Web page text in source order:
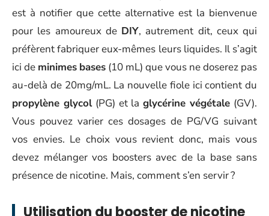
est à notifier que cette alternative est la bienvenue
pour les amoureux de DIY, autrement dit, ceux qui
préfèrent fabriquer eux-mêmes leurs liquides. Il s’agit
ici de minimes bases (10 mL) que vous ne doserez pas
au-delà de 20mg/mL. La nouvelle fiole ici contient du
propylène glycol(PG) et laglycérine végétale (GV).
Vous pouvez varier ces dosages de PG/VG suivant
vos envies. Le choix vous revient donc, mais vous
devez mélanger vos boosters avec de la base sans
présence de nicotine. Mais, comment s’en servir ?
Utilisation du booster de nicotine